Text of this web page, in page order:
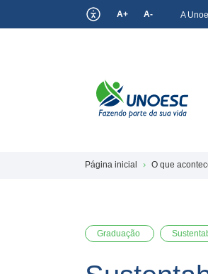
A+ A- A
Página inicial O que
Graduação